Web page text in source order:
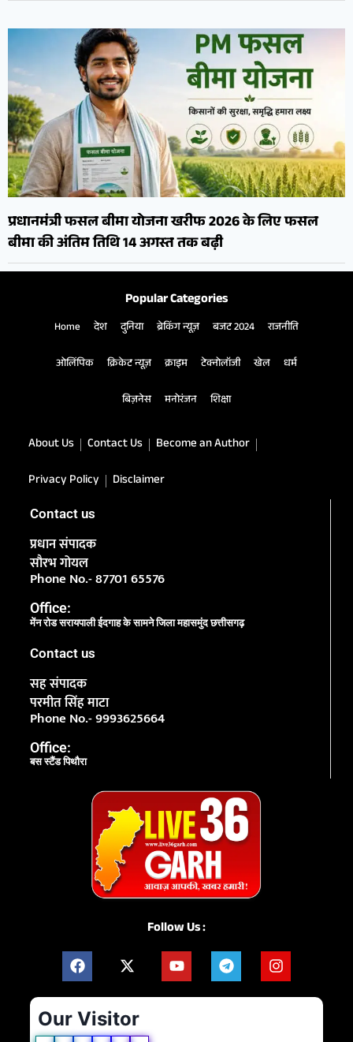
प्रधानमंत्री फसल बीमा योजना खरीफ 2026 के लिए फसल
बीमा की अंतिम तिथि 14 अगस्त तक बढ़ी
Popular Categories
Home देश दुनिया ब्रेकिंग न्यूज़ बजट 2024 राजनीति
ओलिंपिक क्रिकेट न्यूज़ क्राइम टेक्नोलॉजी खेल धर्म
बिज़नेस मनोरंजन शिक्षा
About Us Contact Us
Become an Author
Privacy Policy
Disclaimer
Contact us
प्रधान संपादक
सौरभ गोयल
Phone No.- 87701 65576
Office:
मेंन रोड सरायपाली ईदगाह के सामने जिला महासमुंद छत्तीसगढ़
Contact us
सह संपादक
परमीत सिंह माटा
Phone No.- 9993625664
Office:
बस स्टैंड पिथौरा
Follow Us :
Our Visitor